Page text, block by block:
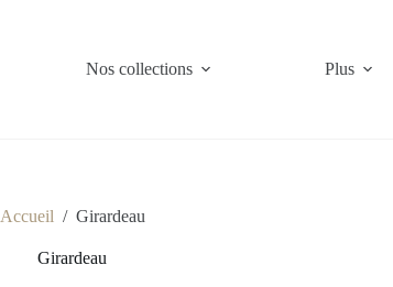
Nos collections Plus
Accueil / Girardeau
Girardeau